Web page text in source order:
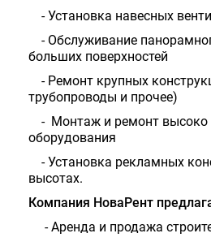
- Установка навесных
- Обслуживание
больших поверхностей
- Ремонт крупных
трубопроводы и прочее)
- Монтаж и ремонт высоко
оборудования
- Установка рекламных
высотах.
Компания НоваРент
- Аренда и продажа